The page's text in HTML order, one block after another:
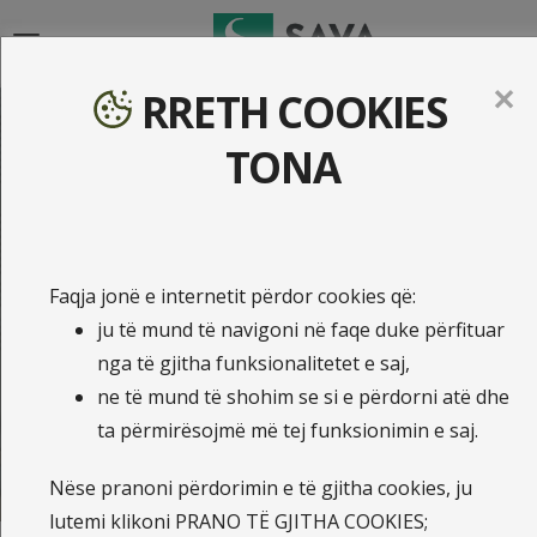
Sigurimi i Jetës së
Kalkulo ofertën dhe blej online
Sigurimi i Jetës në Rast të Vdekjes
Sigurim i Jetës në Rast të Pamundësisë së
Shlyerjes së Kredisë
Sigurimi i Jetës në Grup për Pensionerët
✕
RRETH COOKIES
TONA
Faqja jonë e internetit përdor cookies që:
ju të mund të navigoni në faqe duke përfituar
nga të gjitha funksionalitetet e saj,
ne të mund të shohim se si e përdorni atë dhe
ta përmirësojmë më tej funksionimin e saj.
Nëse pranoni përdorimin e të gjitha cookies, ju
lutemi klikoni PRANO TË GJITHA COOKIES;